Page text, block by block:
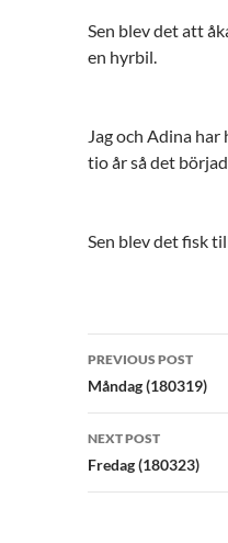
Sen blev det att
en hyrbil.
Jag och Adina
tio år så det
Sen blev det fisk
Post
navigation
PREVIOUS POST
Måndag (180319)
NEXT POST
Fredag (180323)